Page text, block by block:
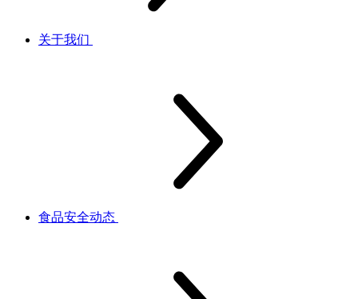
关于我们
食品安全动态